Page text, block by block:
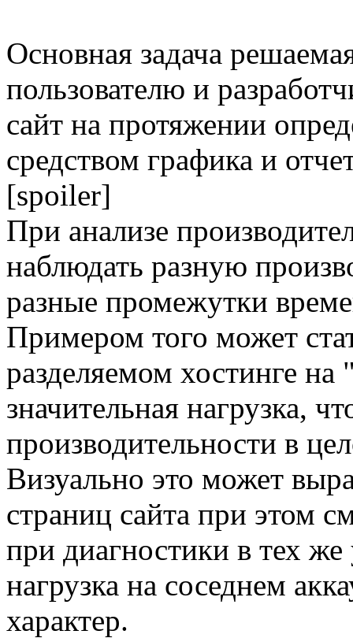
Основная задача
пользователю и
сайт на протяжении
средством графика и
[spoiler]
При анализе
наблюдать разную
разные промежутки
Примером того может
разделяемом хостинге на
значительная нагрузка,
производительности в
Визуально это может
страниц сайта при этом
при диагностики в тех же
нагрузка на соседнем
характер.